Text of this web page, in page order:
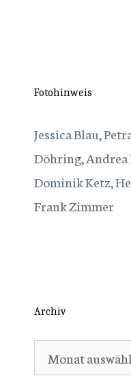
Fotohinweis
Jessica Blau,
Döhring, Andrea
Dominik Ketz,
Frank Zimmer
Archiv
Archiv